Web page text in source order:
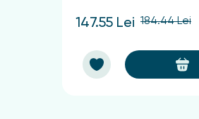
147.55 Lei 184.44 Lei